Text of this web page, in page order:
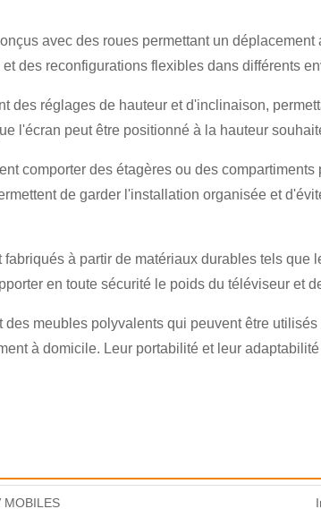
avec des roues permettant un
des reconfigurations flexibles dans différents
des réglages de hauteur et d'inclinaison,
l'écran peut être positionné à la hauteur
comporter des étagères ou des
de garder l'installation organisée et
à partir de matériaux durables tels
en toute sécurité le poids du téléviseur et
meubles polyvalents qui peuvent être
à domicile. Leur portabilité et leur
MOBILES
VÉRIFIEZ VOTRE IDENTITÉ
SOUMETTRE UNE DEMANDE